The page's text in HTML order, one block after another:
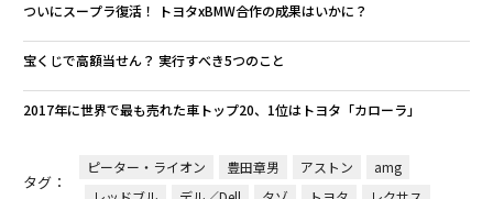
ついにスープラ復活！ トヨタxBMW合作の成果はいかに？
宝くじで高額当せん？ 実行すべき5つのこと
2017年に世界で最も売れた車トップ20、1位はトヨタ「カローラ」
タグ：
ピーター・ライオン 豊田章男 アストン
amg